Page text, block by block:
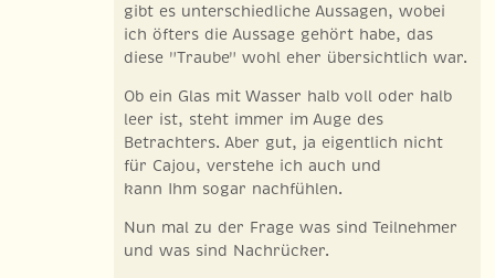
gibt es unterschiedliche Aussagen, wobei
ich öfters die Aussage gehört habe, das
diese "Traube" wohl eher übersichtlich war.
Ob ein Glas mit Wasser halb voll oder halb
leer ist, steht immer im Auge des
Betrachters. Aber gut, ja eigentlich nicht
für Cajou, verstehe ich auch und
kann Ihm sogar nachfühlen.
Nun mal zu der Frage was sind Teilnehmer
und was sind Nachrücker.